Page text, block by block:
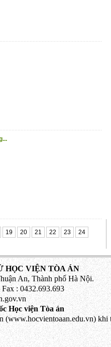
19 20 21 22 23
24
HỌC VIỆN TÒA ÁN
An, Thành phố Hà Nội.
: 0432.693.693
Học viện Tòa án
(www.hocvientoaan.edu.vn) khi